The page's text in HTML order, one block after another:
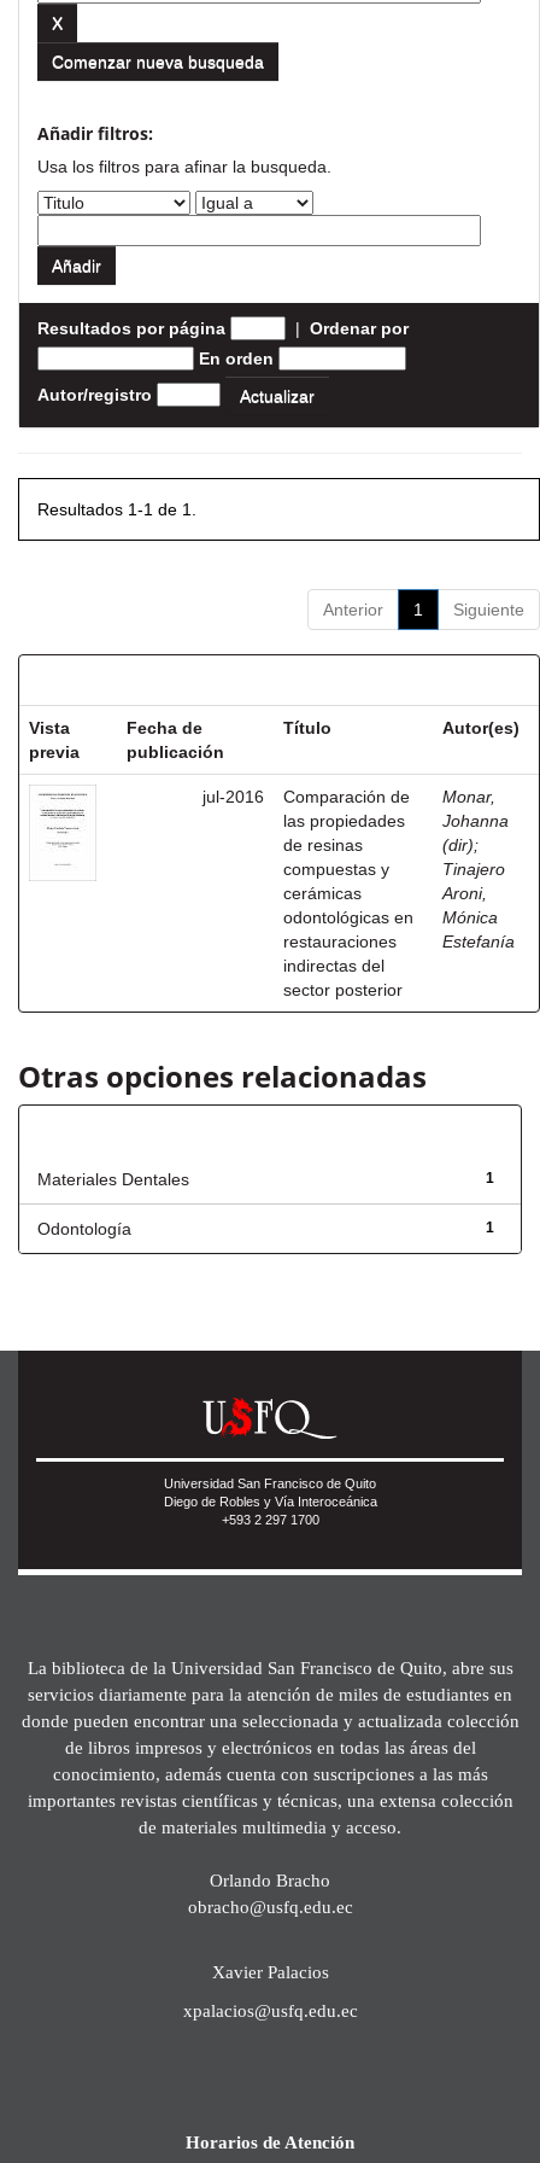
Comenzar nueva busqueda
Añadir filtros:
Usa los filtros para afinar la busqueda.
Resultados por página | Ordenar por
En orden
Autor/registro
Resultados 1-1 de 1.
Anterior 1 Siguiente
Vista
previa
Fecha de
publicación
Título Autor(es)
jul-2016
Comparación de
las propiedades
de resinas
compuestas y
cerámicas
odontológicas en
restauraciones
indirectas del
sector posterior
Monar,
Johanna
(dir);
Tinajero
Aroni,
Mónica
Estefanía
Otras opciones relacionadas
1
Materiales Dentales
1
Odontología
Universidad San Francisco de Quito
Diego de Robles y Vía Interoceánica
+593 2 297 1700
La biblioteca de la Universidad San Francisco de Quito, abre sus
servicios diariamente para la atención de miles de estudiantes en
donde pueden encontrar una seleccionada y actualizada colección
de libros impresos y electrónicos en todas las áreas del
conocimiento, además cuenta con suscripciones a las más
importantes revistas científicas y técnicas, una extensa colección
de materiales multimedia y acceso.
Orlando Bracho
obracho@usfq.edu.ec
Xavier Palacios
xpalacios@usfq.edu.ec
Horarios de Atención